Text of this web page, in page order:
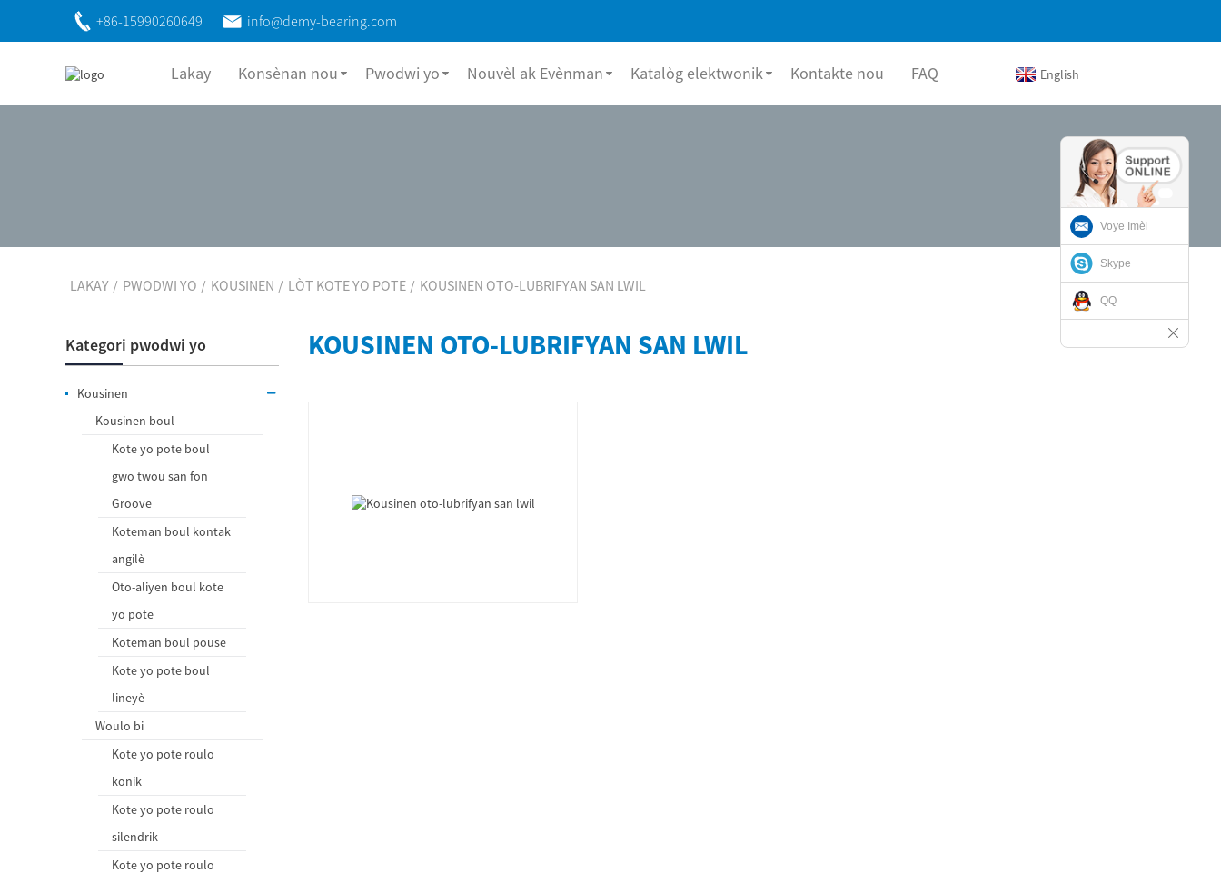
+86-15990260649 info@demy-bearing.com
Lakay Konsènan nou Pwodwi yo Nouvèl ak Evènman Katalòg elektwonik Kontakte nou FAQ English
LAKAY PWODWI YO KOUSINEN LÒT KOTE YO POTE KOUSINEN OTO-LUBRIFYAN SAN LWIL
Kategori pwodwi yo
Kousinen
Kousinen boul
Kote yo pote boul
gwo twou san fon
Groove
Koteman boul kontak
angilè
Oto-aliyen boul kote
yo pote
Koteman boul pouse
Kote yo pote boul
lineyè
Woulo bi
Kote yo pote roulo
konik
Kote yo pote roulo
silendrik
Kote yo pote roulo
KOUSINEN OTO-LUBRIFYAN SAN LWIL
Voye Imèl
Skype
QQ